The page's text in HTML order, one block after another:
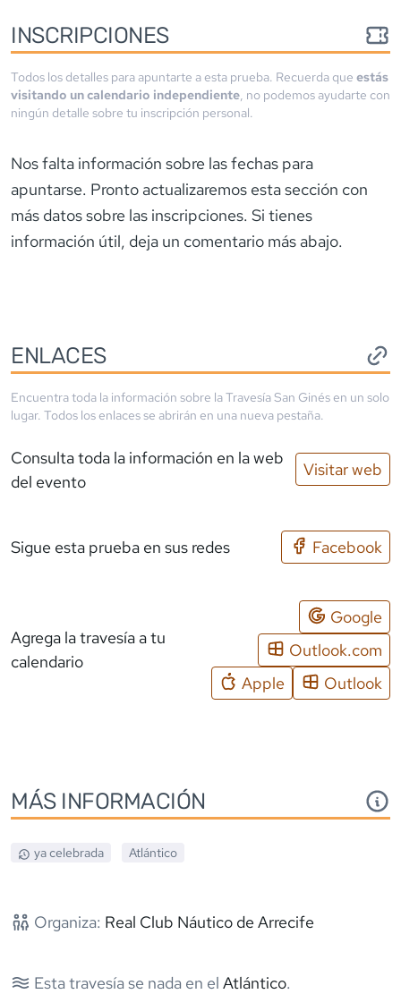
INSCRIPCIONES
Todos los detalles para apuntarte a esta prueba. Recuerda que estás
visitando un calendario independiente, no podemos ayudarte con
ningún detalle sobre tu inscripción personal.
Nos falta información sobre las fechas para
apuntarse. Pronto actualizaremos esta sección con
más datos sobre las inscripciones. Si tienes
información útil, deja un comentario más abajo.
ENLACES
Encuentra toda la información sobre laTravesía San Ginés en un solo
lugar. Todos los enlaces se abrirán en una nueva pestaña.
Consulta toda la información en la web
del evento
Visitar web
Sigue esta prueba en sus redes Facebook
Agrega la travesía a tu
calendario
Google
Outlook.com
Apple
Outlook
MÁS INFORMACIÓN
ya celebrada Atlántico
Organiza: Real Club Náutico de Arrecife
Esta travesía se nada en el Atlántico.